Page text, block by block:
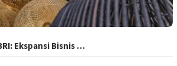
Ekspansi Bisnis …